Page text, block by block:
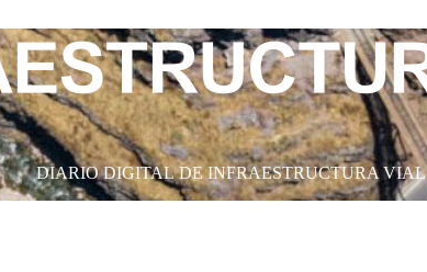
DIARIO DIGITAL DE INFRAESTRUCTURA VIAL